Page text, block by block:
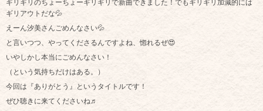
ギリギリのちょーちょーギリギリで新曲できました！でもギリギリ加減的には
ギリアウトだな💦
えーん汐美さんごめんなさい💦
と言いつつ、やってくださるんですよね、惚れるぜ😍
いやしかし本当にごめんなさい！
（という気持ちだけはある。）
今回は『ありがとう』というタイトルです！
ぜひ聴きに来てくださいね♬